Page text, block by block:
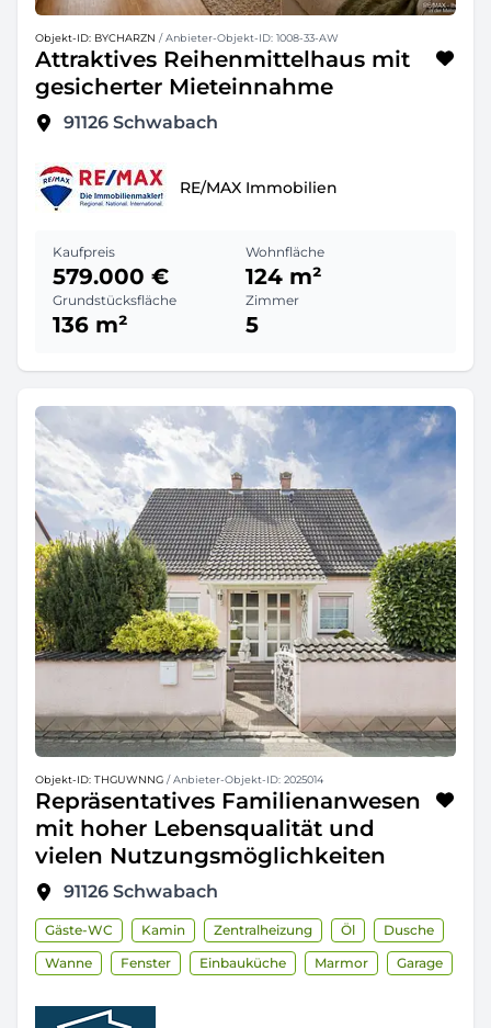
Objekt-ID: BYCHARZN / Anbieter-Objekt-ID: 1008-33-AW
Attraktives Reihenmittelhaus mit
gesicherter Mieteinnahme
91126 Schwabach
RE/MAX Immobilien
Kaufpreis
579.000 €
Wohnfläche
124 m²
Grundstücksfläche
136 m²
Zimmer
5
Objekt-ID: THGUWNNG / Anbieter-Objekt-ID: 2025014
Repräsentatives Familienanwesen
mit hoher Lebensqualität und
vielen Nutzungsmöglichkeiten
91126 Schwabach
Gäste-WC Kamin Zentralheizung Öl
Dusche
Wanne
Fenster Einbauküche Marmor Garage